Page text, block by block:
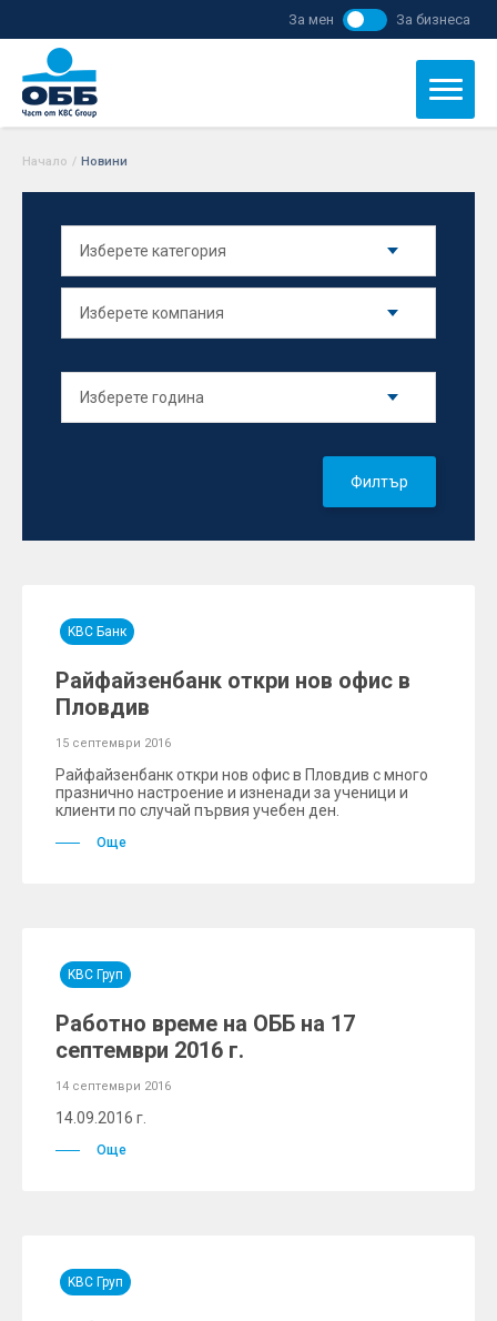
За мен За бизнеса
Начало / Новини
Филтър
KBC Банк
Райфайзенбанк откри нов офис в
Пловдив
15 септември 2016
Райфайзенбанк откри нов офис в Пловдив с много
празнично настроение и изненади за ученици и
клиенти по случай първия учебен ден.
Още
KBC Груп
Работно време на ОББ на 17
септември 2016 г.
14 септември 2016
14.09.2016 г.
Още
KBC Груп